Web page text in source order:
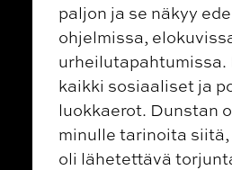
paljon ja se näkyy
ohjelmissa,
kaikki sosiaaliset ja
luokkaerot. Dunstan
minulle tarinoita
oli lähetettävä